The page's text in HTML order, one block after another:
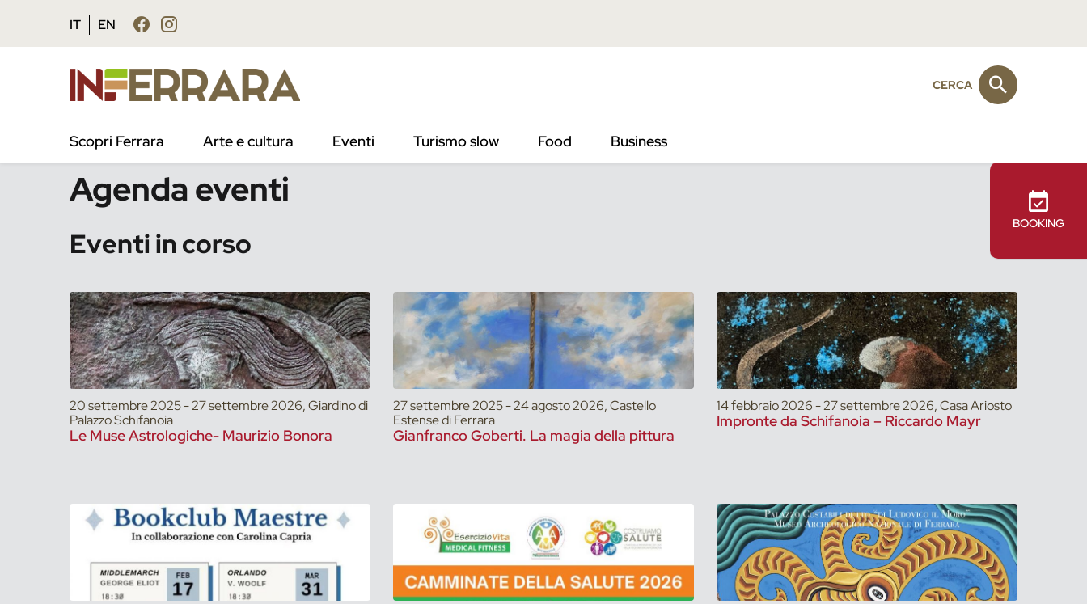
Vai al contenuto principale
Vai al footer
IT EN
BOOKING
CERCA
Scopri Ferrara Arte e cultura Eventi Turismo slow Food Business
/ Eventi
Agenda eventi
Eventi in corso
20 settembre 2025 - 27 settembre 2026, Giardino di
Palazzo Schifanoia
Le Muse Astrologiche- Maurizio Bonora
27 settembre 2025 - 24 agosto 2026, Castello
Estense di Ferrara
Gianfranco Goberti. La magia della pittura
14 febbraio 2026 - 27 settembre 2026, Casa Ariosto
Impronte da Schifanoia – Riccardo Mayr